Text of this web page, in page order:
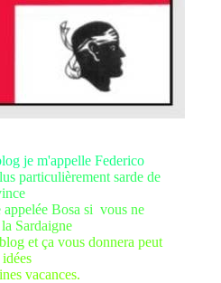
log je m'appelle Federico
lus particulièrement sarde de
ince
appelée Bosa si vous ne
la Sardaigne
blog et ça vous donnera peut
idées
ines vacances.